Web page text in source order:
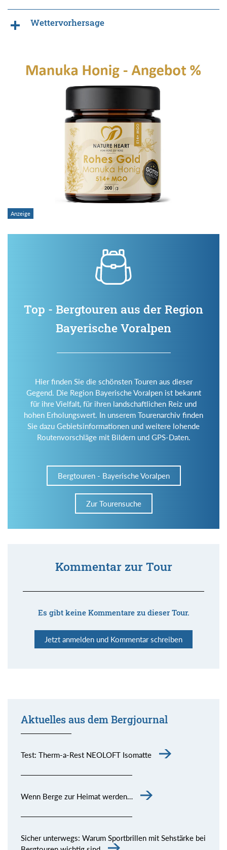
Wettervorhersage
Top - Bergtouren aus der Region
Bayerische Voralpen
Hier finden Sie die schönsten Touren aus dieser
Gegend. Die Region Bayerische Voralpen ist bekannt
für ihre Vielfalt, für ihren landschaftlichen Reiz und
hohen Erholungswert. In unserem Tourenarchiv finden
Sie dazu Gebietsinformationen und weitere lohende
Routenvorschläge mit Bildern und GPS-Daten.
Bergtouren - Bayerische Voralpen
Zur Tourensuche
Kommentar zur Tour
Es gibt keine Kommentare zu dieser Tour.
Jetzt anmelden und Kommentar schreiben
Aktuelles aus dem Bergjournal
Test: Therm-a-Rest NEOLOFT Isomatte
Wenn Berge zur Heimat werden…
Sicher unterwegs: Warum Sportbrillen mit Sehstärke bei